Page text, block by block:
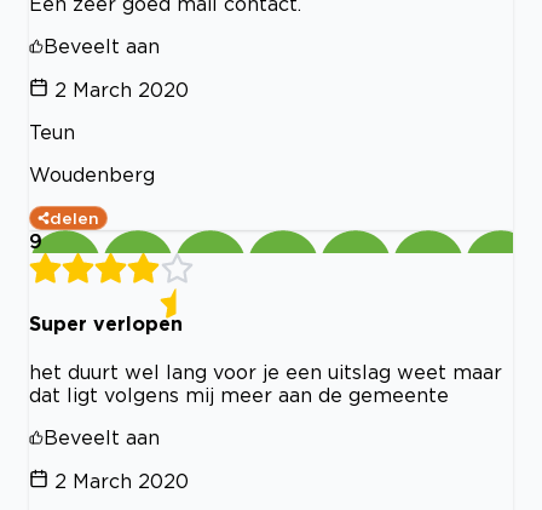
Beveelt aan
2 March 2020
Teun
Woudenberg
delen
9
Super verlopen
het duurt wel lang voor je een uitslag weet maar
dat ligt volgens mij meer aan de gemeente
Beveelt aan
2 March 2020